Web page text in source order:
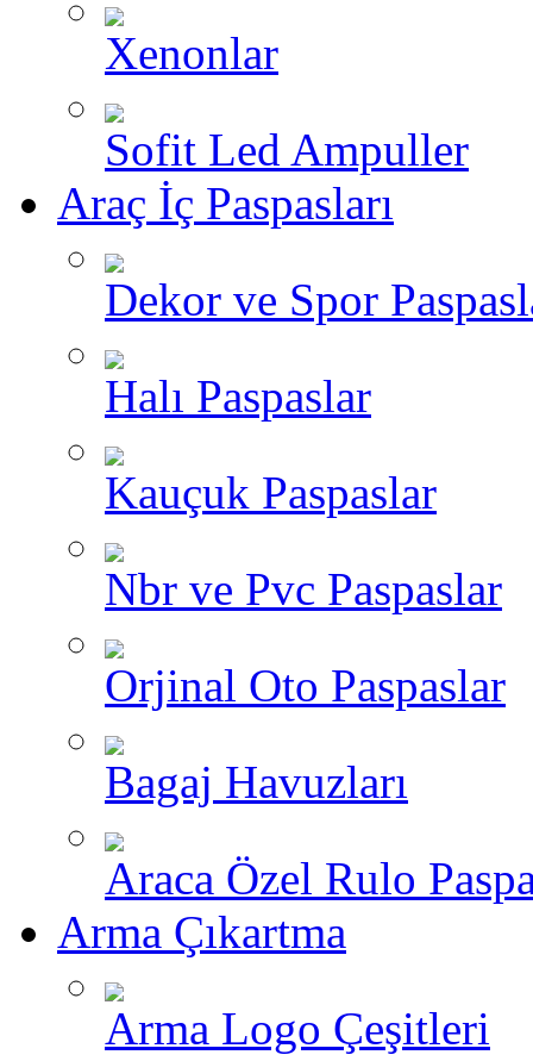
Xenonlar
Sofit Led Ampuller
Araç İç Paspasları
Dekor ve Spor
Halı Paspaslar
Kauçuk Paspaslar
Nbr ve Pvc Paspaslar
Orjinal Oto Paspaslar
Bagaj Havuzları
Araca Özel Rulo
Arma Çıkartma
Arma Logo Çeşitleri